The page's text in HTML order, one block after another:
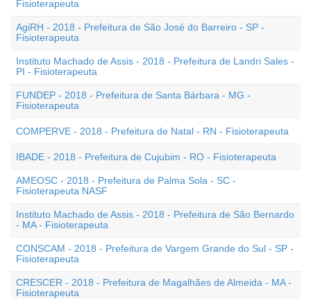
Fisioterapeuta
AgiRH - 2018 - Prefeitura de São José do Barreiro - SP -
Fisioterapeuta
Instituto Machado de Assis - 2018 - Prefeitura de Landri Sales -
PI - Fisioterapeuta
FUNDEP - 2018 - Prefeitura de Santa Bárbara - MG -
Fisioterapeuta
COMPERVE - 2018 - Prefeitura de Natal - RN - Fisioterapeuta
IBADE - 2018 - Prefeitura de Cujubim - RO - Fisioterapeuta
AMEOSC - 2018 - Prefeitura de Palma Sola - SC -
Fisioterapeuta NASF
Instituto Machado de Assis - 2018 - Prefeitura de São Bernardo
- MA - Fisioterapeuta
CONSCAM - 2018 - Prefeitura de Vargem Grande do Sul - SP -
Fisioterapeuta
CRESCER - 2018 - Prefeitura de Magalhães de Almeida - MA -
Fisioterapeuta